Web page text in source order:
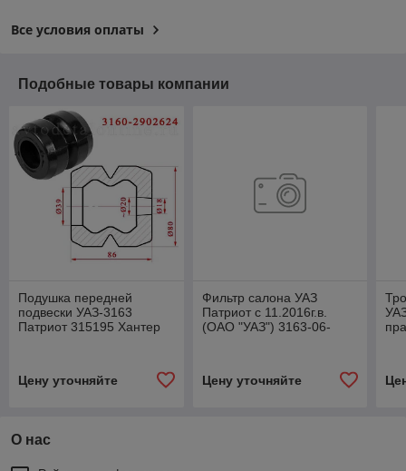
Все условия оплаты
Подобные товары компании
Подушка передней
подвески УАЗ-3163
Патриот 315195 Хантер
Цену уточняйте
Фильтр салона УАЗ
Патриот с 11.2016г.в.
(ОАО "УАЗ") 3163-06-
Цену уточняйте
О нас